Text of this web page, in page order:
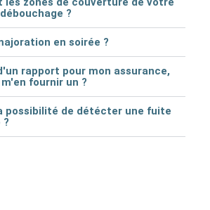
?
en soirée ?
rapport pour mon assurance,
fournir un ?
possibilité de détécter une fuite
?